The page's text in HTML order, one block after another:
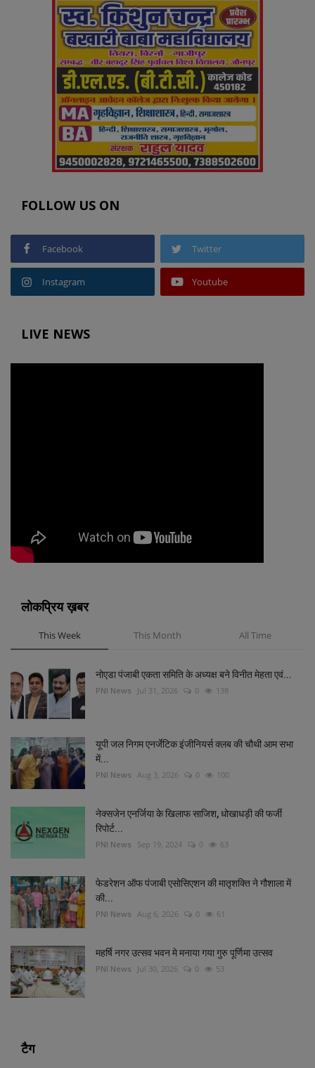
FOLLOW US ON
Facebook Twitter
Instagram Youtube
LIVE NEWS
लोकप्रिय ख़बर
This Week This Month All Time
नोएडा पंजाबी एकता समिति के अध्यक्ष बने विनीत मेहता एवं...
PNI News Jul 31, 2026 0 138
यूपी जल निगम एनर्जेटिक इंजीनियर्स क्लब की चौथी आम सभा
में...
PNI News Aug 3, 2026 0 100
नेक्सजेन एनर्जिया के खिलाफ साजिश, धोखाधड़ी की फर्जी
रिपोर्ट...
PNI News Sep 19, 2024 0 63
फेडरेशन ऑफ पंजाबी एसोसिएशन की मातृशक्ति ने गौशाला में
की...
PNI News Aug 6, 2026 0 61
महर्षि नगर उत्सव भवन मे मनाया गया गुरु पूर्णिमा उत्सव
PNI News Jul 30, 2026 0 53
टैग